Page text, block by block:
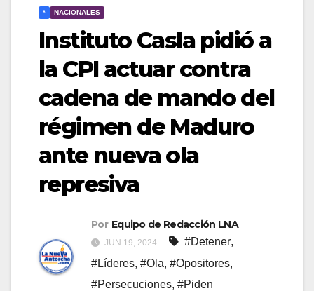
* NACIONALES
Instituto Casla pidió a
la CPI actuar contra
cadena de mando del
régimen de Maduro
ante nueva ola
represiva
Por Equipo de Redacción LNA
JUN 19, 2024 #Detener,
#Líderes, #Ola, #Opositores,
#Persecuciones, #Piden